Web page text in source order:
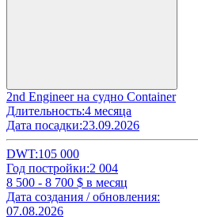
2nd Engineer на судно Container
Длительность:4 месяца
Дата посадки:23.09.2026
DWT:105 000
Год постройки:2 004
8 500 - 8 700 $ в месяц
Дата создания / обновления:
07.08.2026